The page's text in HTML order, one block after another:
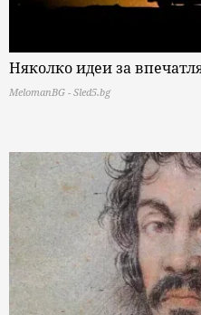
Няколко идеи за
MelomanBG - Sled5.bg